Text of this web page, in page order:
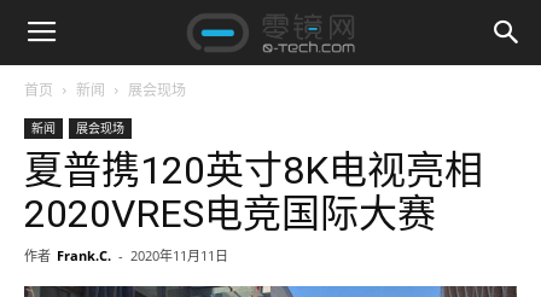
首页 新闻 展会现场
新闻 展会现场
夏普携120英寸8K电视亮相
2020VRES电竞国际大赛
作者 Frank.C. - 2020年11月11日